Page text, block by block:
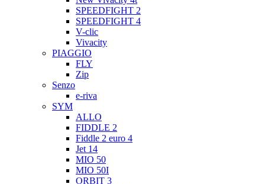
SPEEDFIGHT 2
SPEEDFIGHT 4
V-clic
Vivacity
PIAGGIO
FLY
Zip
Senzo
e-riva
SYM
ALLO
FIDDLE 2
Fiddle 2 euro 4
Jet 14
MIO 50
MIO 50I
ORBIT 3